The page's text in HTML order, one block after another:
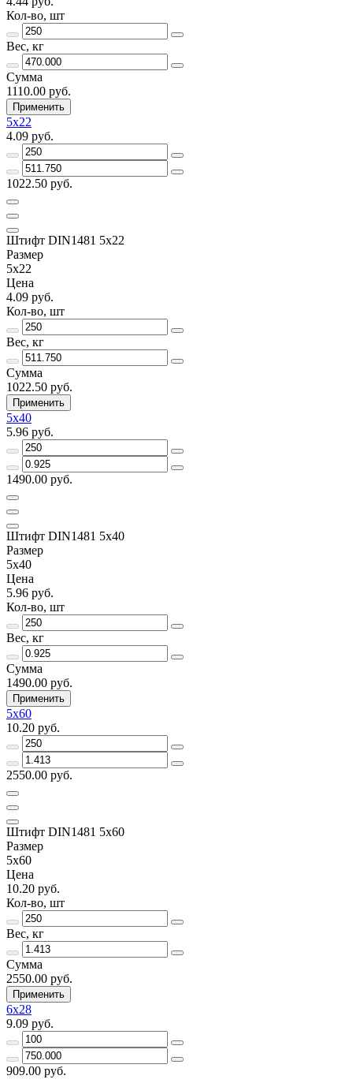
Кол-во, шт
Вес, кг
Сумма
1110.00 руб.
Применить
5х22
4.09 руб.
1022.50 руб.
Штифт DIN1481 5х22
Размер
5х22
Цена
4.09 руб.
Кол-во, шт
Вес, кг
Сумма
1022.50 руб.
Применить
5х40
5.96 руб.
1490.00 руб.
Штифт DIN1481 5х40
Размер
5х40
Цена
5.96 руб.
Кол-во, шт
Вес, кг
Сумма
1490.00 руб.
Применить
5х60
10.20 руб.
2550.00 руб.
Штифт DIN1481 5х60
Размер
5х60
Цена
10.20 руб.
Кол-во, шт
Вес, кг
Сумма
2550.00 руб.
Применить
6х28
9.09 руб.
909.00 руб.